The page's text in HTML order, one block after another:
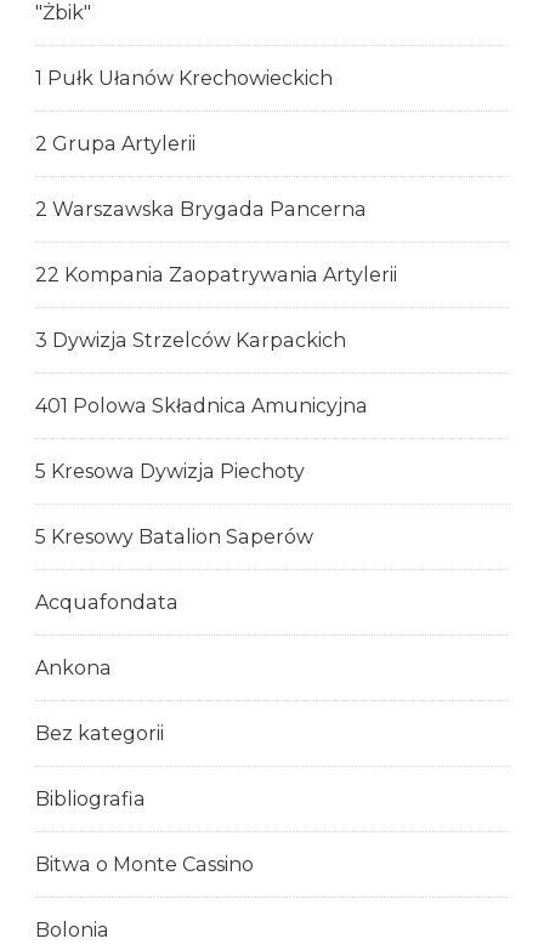
"Żbik"
1 Pułk Ułanów Krechowieckich
2 Grupa Artylerii
2 Warszawska Brygada Pancerna
22 Kompania Zaopatrywania Artylerii
3 Dywizja Strzelców Karpackich
401 Polowa Składnica Amunicyjna
5 Kresowa Dywizja Piechoty
5 Kresowy Batalion Saperów
Acquafondata
Ankona
Bez kategorii
Bibliografia
Bitwa o Monte Cassino
Bolonia